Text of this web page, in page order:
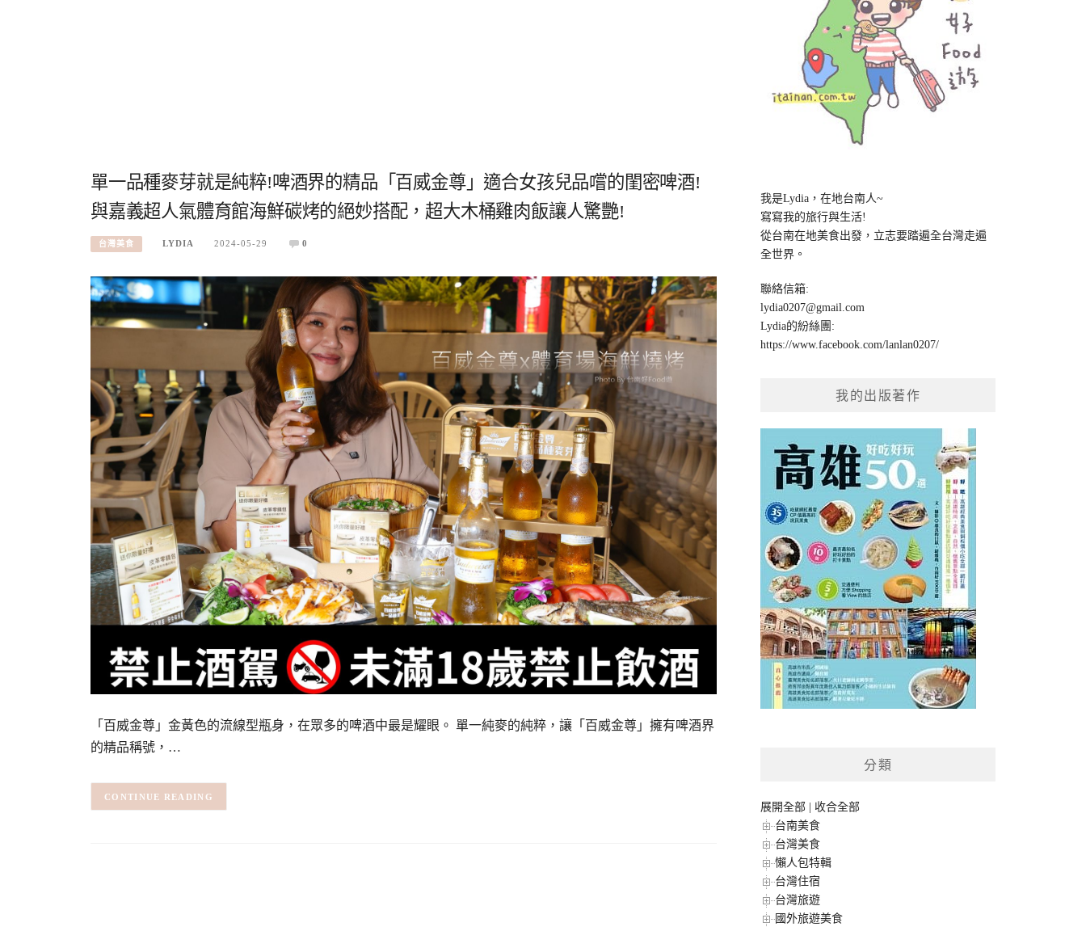
單一品種麥芽就是純粹!啤酒界的精品「百威金尊」適合女孩兒品嚐的閨密啤酒!
與嘉義超人氣體育館海鮮碳烤的絕妙搭配，超大木桶雞肉飯讓人驚艷!
台灣美食 LYDIA 2024-05-29 0
「百威金尊」金黃色的流線型瓶身，在眾多的啤酒中最是耀眼。 單一純麥的純粹，讓「百威金尊」擁有啤酒界
的精品稱號，…
CONTINUE READING
我是Lydia，在地台南人~
寫寫我的旅行與生活!
從台南在地美食出發，立志要踏遍全台灣走遍
全世界。
聯絡信箱:
lydia0207@gmail.com
Lydia的紛絲團:
https://www.facebook.com/lanlan0207/
我的出版著作
分類
展開全部
收合全部
台南美食
台灣美食
懶人包特輯
台灣住宿
台灣旅遊
國外旅遊美食